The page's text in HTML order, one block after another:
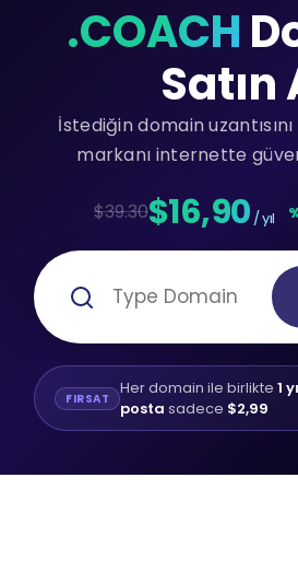
.COACH
Satın
İstediğin domain
markanı internette
$39.30$16,90 / yıl
FIRSAT Her domain ile birlikte 1
posta sadece $2,99